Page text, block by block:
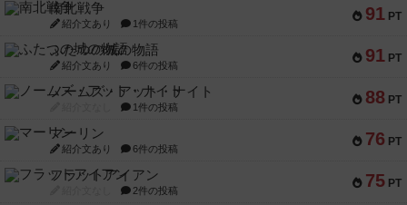
91 PT
南北戦争
紹介文あり 1件の投稿
91 PT
ふたつの城の物語
紹介文あり 6件の投稿
88 PT
ノームズ・アット・ナイト
1件の投稿
76 PT
マーリン
紹介文あり 6件の投稿
75 PT
フラットアイアン
2件の投稿